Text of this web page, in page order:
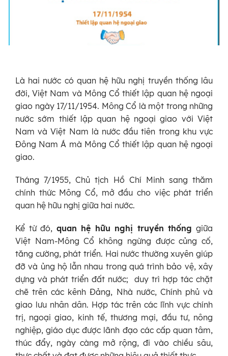
Là hai nước có quan hệ hữu nghị truyền thống lâu
đời, Việt Nam và Mông Cổ thiết lập quan hệ ngoại
giao ngày 17/11/1954. Mông Cổ là một trong những
nước sớm thiết lập quan hệ ngoại giao với Việt
Nam và Việt Nam là nước đầu tiên trong khu vực
Đông Nam Á mà Mông Cổ thiết lập quan hệ ngoại
giao.
Tháng 7/1955, Chủ tịch Hồ Chí Minh sang thăm
chính thức Mông Cổ, mở đầu cho việc phát triển
quan hệ hữu nghị giữa hai nước.
Kể từ đó, quan hệ hữu nghị truyền thống giữa
Việt Nam-Mông Cổ không ngừng được củng cố,
tăng cường, phát triển. Hai nước thường xuyên giúp
đỡ và ủng hộ lẫn nhau trong quá trình bảo vệ, xây
dựng và phát triển đất nước; duy trì hợp tác chặt
chẽ trên các kênh Đảng, Nhà nước, Chính phủ và
giao lưu nhân dân. Hợp tác trên các lĩnh vực chính
trị, ngoại giao, kinh tế, thương mại, đầu tư, nông
nghiệp, giáo dục được lãnh đạo các cấp quan tâm,
thúc đẩy, ngày càng mở rộng, đi vào chiều sâu,